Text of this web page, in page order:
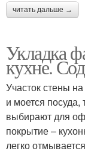
читать дальше →
Укладка
кухне.
Участок стены
и моется
выбирают для
покрытие –
легко